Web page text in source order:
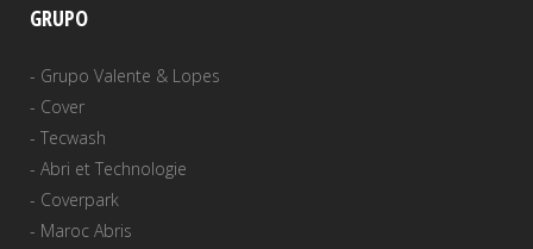
GRUPO
- Grupo Valente & Lopes
- Cover
- Tecwash
- Abri et Technologie
- Coverpark
- Maroc Abris